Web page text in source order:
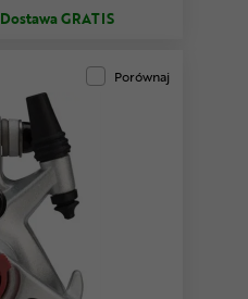
Dostawa GRATIS
Porównaj